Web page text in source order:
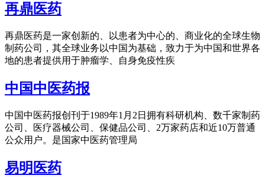
再鼎医药
再鼎医药是一家创新的、以患者为中心的、商业化的全球生物
制药公司，其全球业务以中国为基础，致力于为中国和世界各
地的患者提供用于肿瘤学、自身免疫性疾
中国中医药报
中国中医药报创刊于1989年1月2日拥有科研机构、数千家制药
公司、医疗器械公司、保健品公司、2万家药店和近10万普通
公众用户。是国家中医药管理局
易明医药